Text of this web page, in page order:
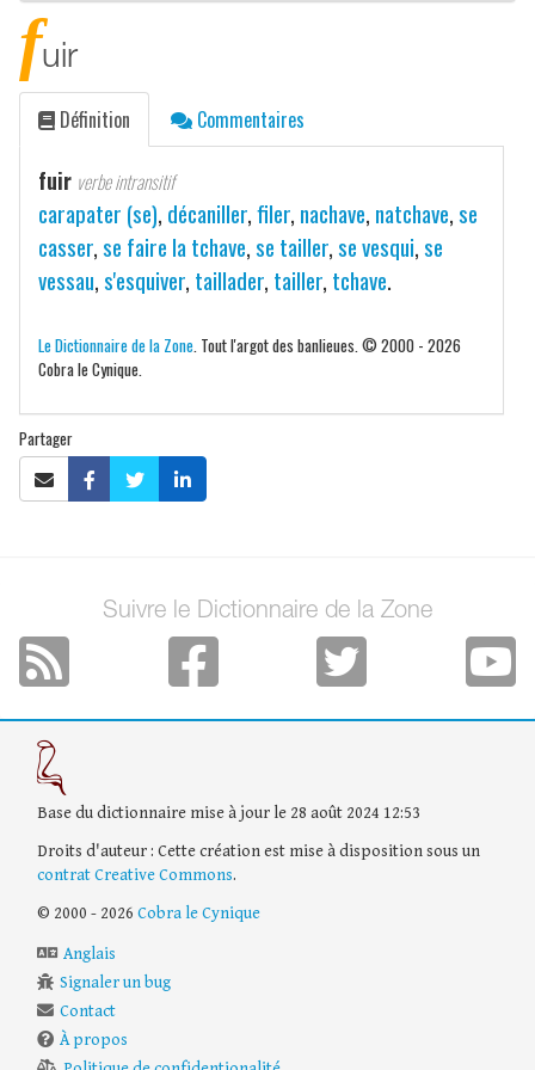
fuir
Définition Commentaires
fuir verbe intransitif
carapater (se), décaniller,filer, nachave, natchave,se
casser,se faire la tchave,se tailler,se vesqui,se
vessau,s'esquiver, taillader, tailler, tchave.
Le Dictionnaire de la Zone . Tout l'argot des banlieues. © 2000 - 2026
Cobra le Cynique.
Partager
Suivre le Dictionnaire de la Zone
Base du dictionnaire mise à jour le 28 août 2024 12:53
Droits d'auteur : Cette création est mise à disposition sous un
contrat Creative Commons.
© 2000 - 2026 Cobra le Cynique
Anglais
Signaler un bug
Contact
À propos